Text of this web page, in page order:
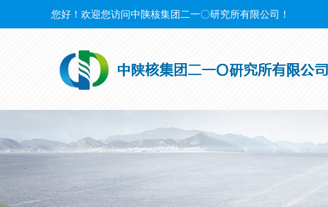
您好！欢迎您访问中陕核集团二一〇研究所有限公司！